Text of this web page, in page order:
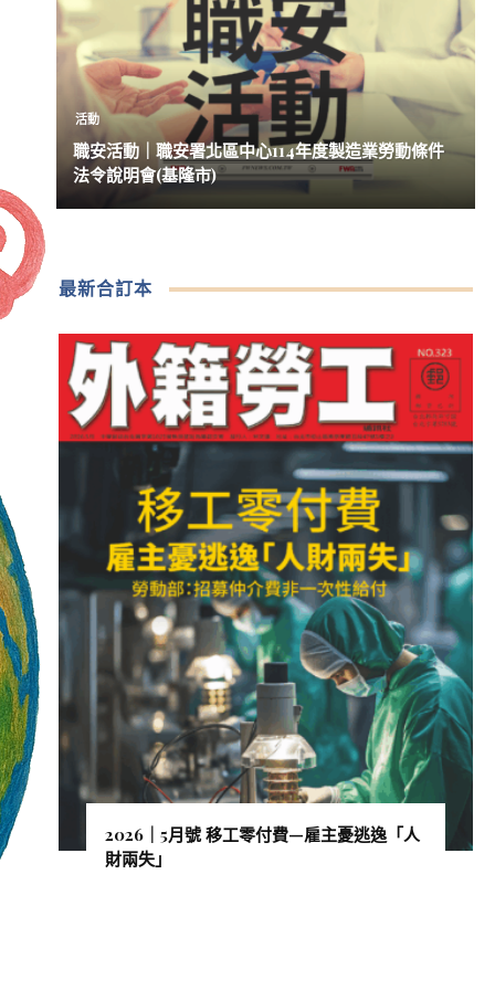
活動
職安活動｜職安署北區中心114年度製造業勞動條件
法令說明會(基隆市)
最新合訂本
2026｜5月號 移工零付費—雇主憂逃逸「人
財兩失」